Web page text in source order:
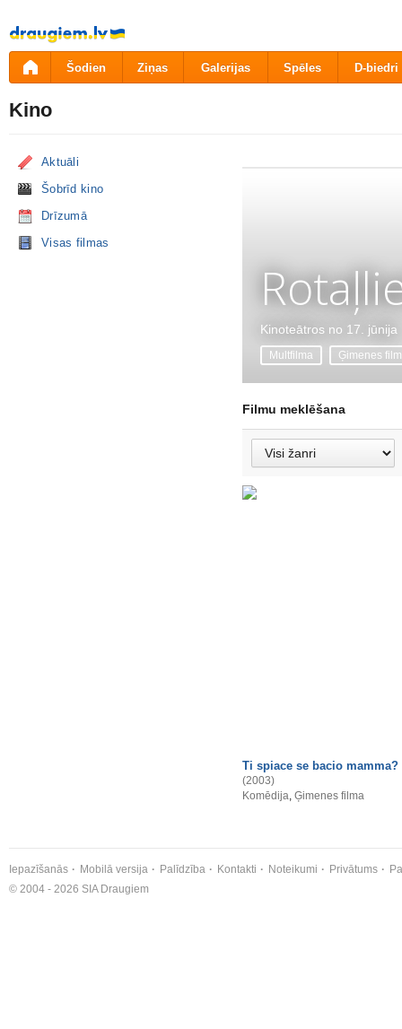
Pāriet
uz
saturu
Šodien Ziņas Galerijas Spēles D-biedri
Kino
Aktuāli
Šobrīd kino
Drīzumā
Visas filmas
Kinoteātros no 17. jūnija
Multfilma Ģimenes
Filmu meklēšana
Ti spiace se bacio mamma?
(2003)
Komēdija, Ģimenes filma
Iepazīšanās Mobilā versija Palīdzība Kontakti Noteikumi Privātums
© 2004 - 2026 SIA Draugiem